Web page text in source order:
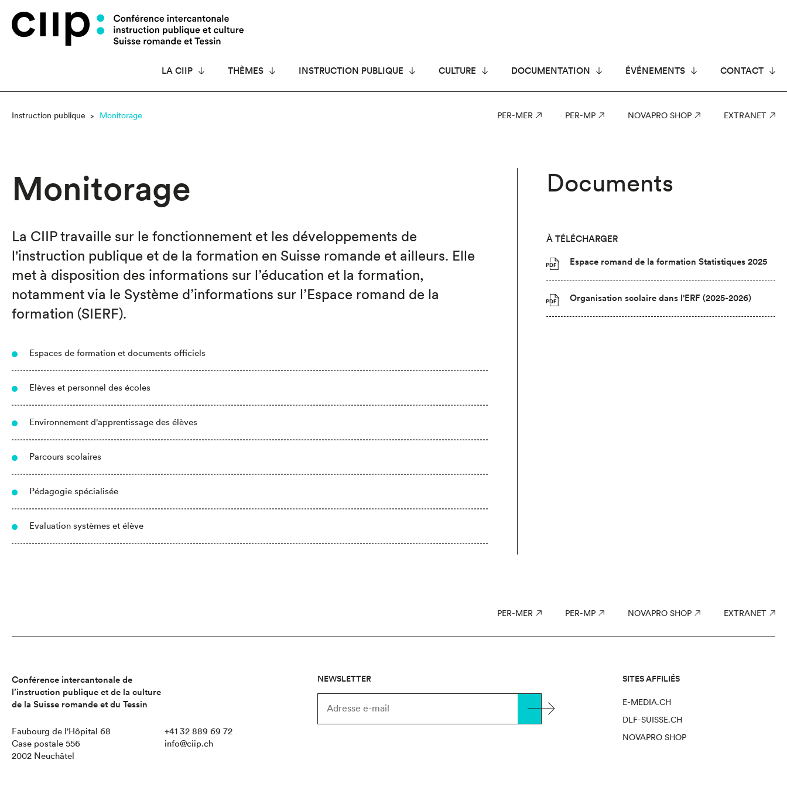
LA CIIP THÈMES INSTRUCTION PUBLIQUE CULTURE DOCUMENTATION ÉVÉNEMENTS CONTACT
PER-MER PER-MP NOVAPRO SHOP EXTRANET
Instruction publique Monitorage
Monitorage
La CIIP travaille sur le fonctionnement et les développements de
l'instruction publique et de la formation en Suisse romande et ailleurs. Elle
met à disposition des informations sur l’éducation et la formation,
notamment via le Système d’informations sur l’Espace romand de la
formation (SIERF).
Espaces de formation et documents officiels
Elèves et personnel des écoles
Environnement d'apprentissage des élèves
Parcours scolaires
Pédagogie spécialisée
Evaluation systèmes et élève
Documents
À TÉLÉCHARGER
Espace romand de la formation Statistiques 2025
Organisation scolaire dans l'ERF (2025-2026)
PER-MER PER-MP NOVAPRO SHOP EXTRANET
Conférence intercantonale de
l’instruction publique et de la culture
de la Suisse romande et du Tessin
Faubourg de l'Hôpital 68
Case postale 556
2002 Neuchâtel
+41 32 889 69 72
info@ciip.ch
NEWSLETTER SITES AFFILIÉS
E-MEDIA.CH
DLF-SUISSE.CH
NOVAPRO SHOP